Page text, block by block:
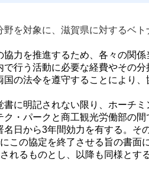
野を対象に、滋賀県に対するベ
協力を推進するため、各々の関係
で行う活動に必要な経費やその
国の法令を遵守することにより
書に明記されない限り、ホーチ
ク・パークと商工観光労働部の間
名日から3年間効力を有する。そ
この協定を終了させる旨の書面
れるものとし、以降も同様とする